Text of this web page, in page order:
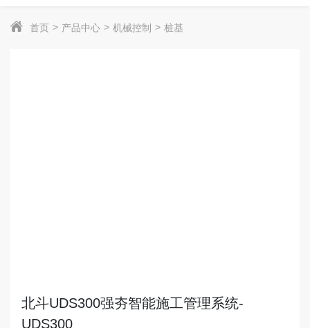
首页 产品中心 机械控制 桩基
北斗UDS300强夯智能施工管理系统-
UDS300